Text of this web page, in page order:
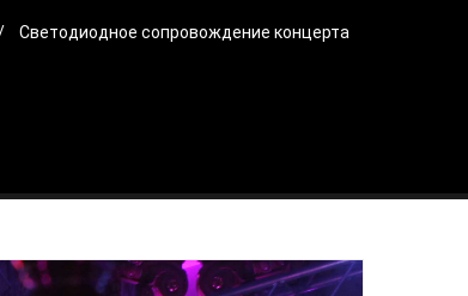
Светодиодное сопровождение концерта